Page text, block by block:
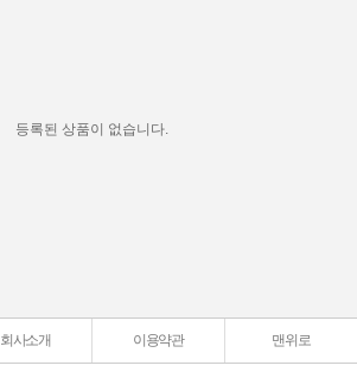
등록된 상품이 없습니다.
회사소개 이용약관 맨위로